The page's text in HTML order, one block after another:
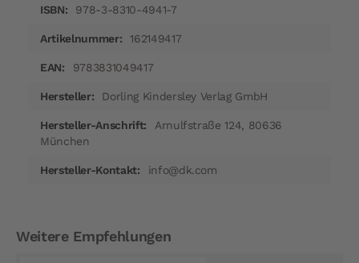
978-3-8310-4941-7
162149417
9783831049417
Dorling Kindersley Verlag GmbH
Arnulfstraße 124, 80636
München
info@dk.com​
Weitere Empfehlungen